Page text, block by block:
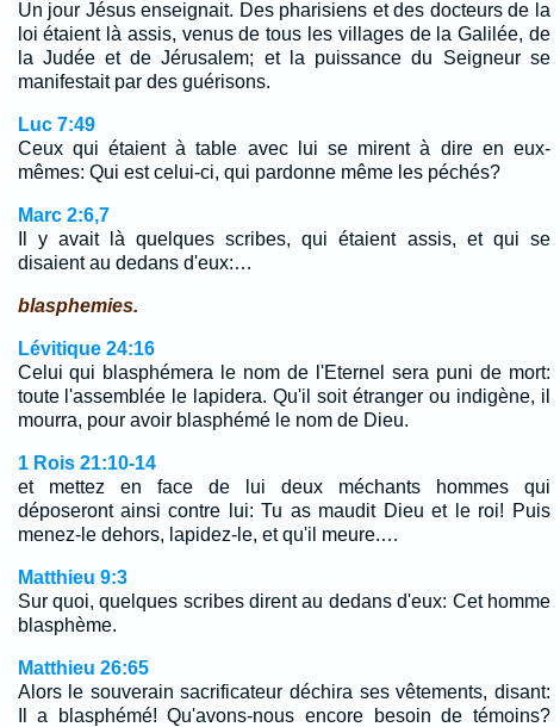
Un jour Jésus enseignait. Des pharisiens et des docteurs de la
loi étaient là assis, venus de tous les villages de la Galilée, de
la Judée et de Jérusalem; et la puissance du Seigneur se
manifestait par des guérisons.
Luc 7:49
Ceux qui étaient à table avec lui se mirent à dire en eux-
mêmes: Qui est celui-ci, qui pardonne même les péchés?
Marc 2:6,7
Il y avait là quelques scribes, qui étaient assis, et qui se
disaient au dedans d'eux:…
blasphemies.
Lévitique 24:16
Celui qui blasphémera le nom de l'Eternel sera puni de mort:
toute l'assemblée le lapidera. Qu'il soit étranger ou indigène, il
mourra, pour avoir blasphémé le nom de Dieu.
1 Rois 21:10-14
et mettez en face de lui deux méchants hommes qui
déposeront ainsi contre lui: Tu as maudit Dieu et le roi! Puis
menez-le dehors, lapidez-le, et qu'il meure.…
Matthieu 9:3
Sur quoi, quelques scribes dirent au dedans d'eux: Cet homme
blasphème.
Matthieu 26:65
Alors le souverain sacrificateur déchira ses vêtements, disant:
Il a blasphémé! Qu'avons-nous encore besoin de témoins?